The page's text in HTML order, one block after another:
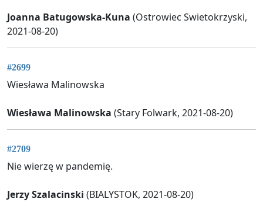
Joanna Batugowska-Kuna (Ostrowiec Swietokrzyski,
2021-08-20)
#2699
Wiesława Malinowska
Wiesława Malinowska (Stary Folwark, 2021-08-20)
#2709
Nie wierzę w pandemię.
Jerzy Szalacinski (BIALYSTOK, 2021-08-20)